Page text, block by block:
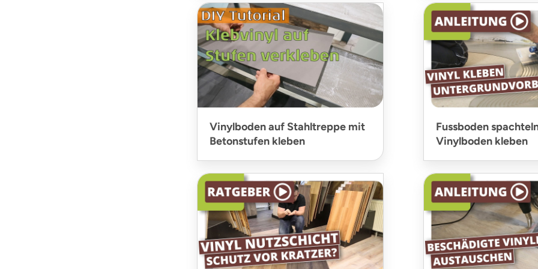
Vinylboden auf Stahltreppe mit
Betonstufen kleben
Fussboden
Vinylboden kleben